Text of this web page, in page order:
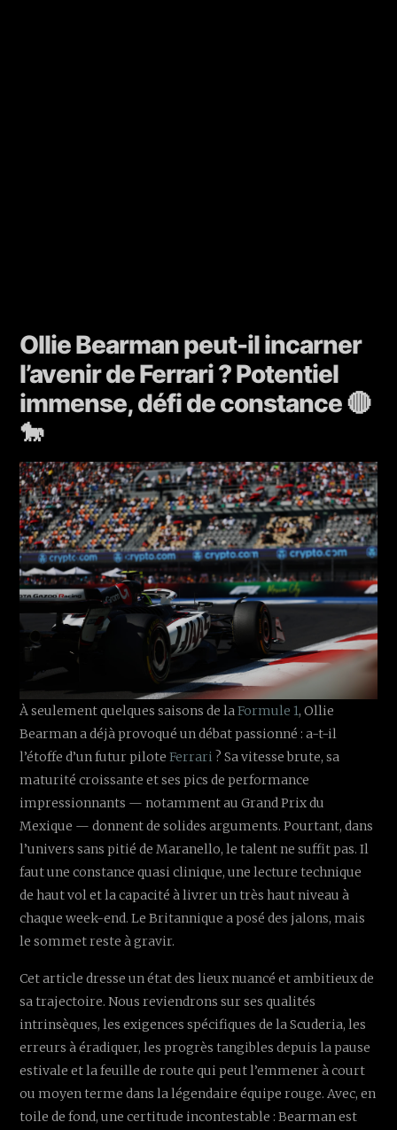
Ollie Bearman peut-il incarner
l’avenir de Ferrari ? Potentiel
immense, défi de constance 🔴
🐎
À seulement quelques saisons de laFormule 1, Ollie
Bearman a déjà provoqué un débat passionné : a-t-il
l’étoffe d’un futur piloteFerrari ? Sa vitesse brute, sa
maturité croissante et ses pics de performance
impressionnants — notamment au Grand Prix du
Mexique — donnent de solides arguments. Pourtant, dans
l’univers sans pitié de Maranello, le talent ne suffit pas. Il
faut une constance quasi clinique, une lecture technique
de haut vol et la capacité à livrer un très haut niveau à
chaque week-end. Le Britannique a posé des jalons, mais
le sommet reste à gravir.
Cet article dresse un état des lieux nuancé et ambitieux de
sa trajectoire. Nous reviendrons sur ses qualités
intrinsèques, les exigences spécifiques de la Scuderia, les
erreurs à éradiquer, les progrès tangibles depuis la pause
estivale et la feuille de route qui peut l’emmener à court
ou moyen terme dans la légendaire équipe rouge. Avec, en
toile de fond, une certitude incontestable : Bearman est